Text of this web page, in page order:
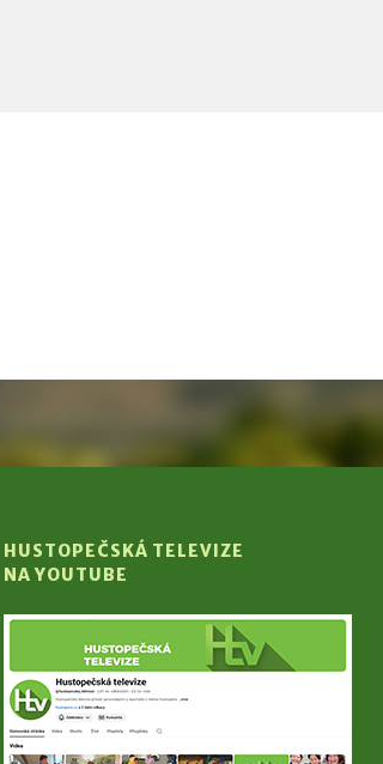
HUSTOPEČSKÁ TELEVIZE
NA YOUTUBE